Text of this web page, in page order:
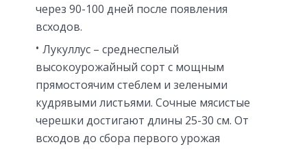
через 90-100 дней после появления
всходов.
Лукуллус – среднеспелый
высокоурожайный сорт с мощным
прямостоячим стеблем и зелеными
кудрявыми листьями. Сочные мясистые
черешки достигают длины 25-30 см. От
всходов до сбора первого урожая